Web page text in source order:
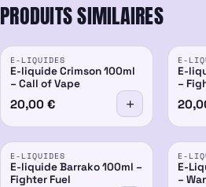
PRODUITS SIMILAIRES
E-LIQUIDES
E-liquide Crimson 100ml
– Call of Vape
20,00 €
E-
E-
–
E-LIQUIDES
E-liquide Barrako 100ml –
Fighter Fuel
E-
E-
–